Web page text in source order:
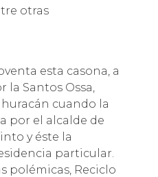
otras
esta casona, a
la Santos Ossa,
cuando la
por el alcalde de
y éste la
particular.
polémicas, Reciclo